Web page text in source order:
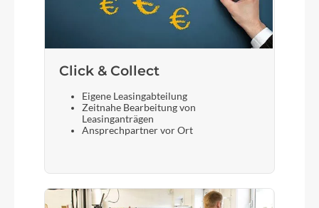
Click & Collect
Eigene Leasingabteilung
Zeitnahe Bearbeitung von
Leasinganträgen
Ansprechpartner vor Ort